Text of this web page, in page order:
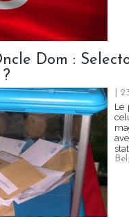
Dom :
|
Le